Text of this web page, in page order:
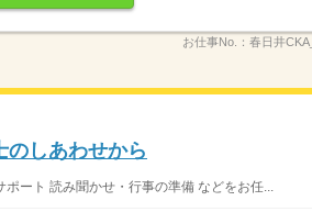
お仕事No.： 春日井
のしあわせから
ート 読み聞かせ・行事の準備 などをお任...